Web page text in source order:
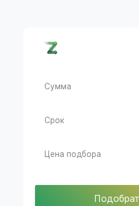
Сумма
Срок
Цена подбора